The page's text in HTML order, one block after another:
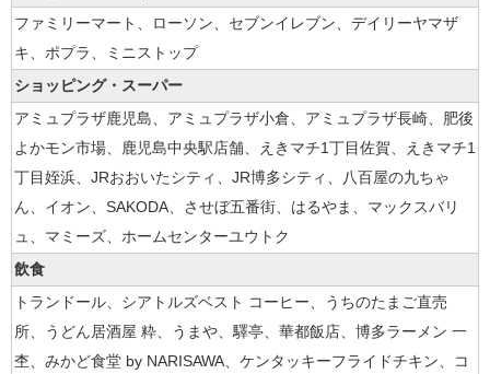
ファミリーマート、ローソン、セブンイレブン、デイリーヤマザ
キ、ポプラ、ミニストップ
ショッピング・スーパー
アミュプラザ鹿児島、アミュプラザ小倉、アミュプラザ長崎、肥後
よかモン市場、鹿児島中央駅店舗、えきマチ1丁目佐賀、えきマチ1
丁目姪浜、JRおおいたシティ、JR博多シティ、八百屋の九ちゃ
ん、イオン、SAKODA、させぼ五番街、はるやま、マックスバリ
ュ、マミーズ、ホームセンターユウトク
飲食
トランドール、シアトルズベスト コーヒー、うちのたまご直売
所、うどん居酒屋 粋、うまや、驛亭、華都飯店、博多ラーメン 一
杢、みかど食堂 by NARISAWA、ケンタッキーフライドチキン、コ